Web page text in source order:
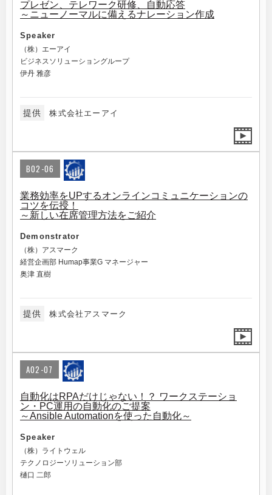
プレゼン、テレワーク研修、自動応答
～ニューノーマルに備えるナレーション作成
Speaker
（株）エーアイ
ビジネスソリューショングループ
伊丹 雅彦
提供 株式会社エーアイ
B02-06
業務効率をUPするオンラインコミュニケーションの
コツを伝授！
～新しい在席管理方法をご紹介
Demonstrator
（株）アスマーク
経営企画部 Humap事業G マネージャー
奥津 直樹
提供 株式会社アスマーク
A02-07
自動化はRPAだけじゃない！？ ワークステーショ
ン・PC運用の自動化のご提案
～Ansible Automationを使った自動化～
Speaker
（株）ライトウェル
テクノロジーソリューション部
樋口 二郎